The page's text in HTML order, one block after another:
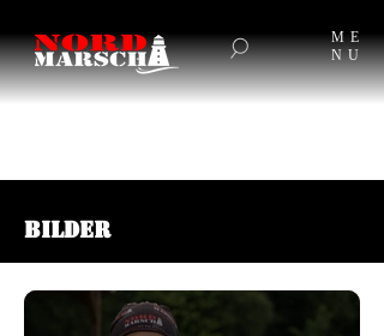
ME
NU
BILDER